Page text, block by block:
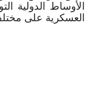
الأوساط الدولية
العسكرية على